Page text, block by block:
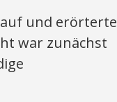
und erörterte
war zunächst